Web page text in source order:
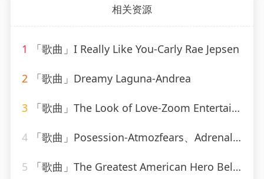
相关资源
1 「歌曲」I Really Like You-Carly Rae Jepsen
2 「歌曲」Dreamy Laguna-Andrea
3 「歌曲」The Look of Love-Zoom Entertainments Limited
4 「歌曲」Posession-Atmozfears、Adrenalize
5 「歌曲」The Greatest American Hero Believe it Or Not-Soundtrack & Theme Orchestra